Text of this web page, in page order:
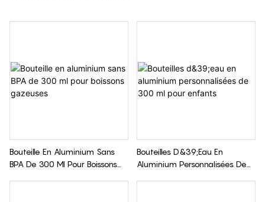
Bouteille En Aluminium Sans
BPA De 300 Ml Pour Boissons
Bouteilles D&39;eau En
Aluminium Personnalisées De